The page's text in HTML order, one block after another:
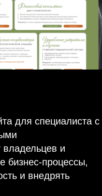
для специалиста с
владельцев и
бизнес-процессы,
и внедрять